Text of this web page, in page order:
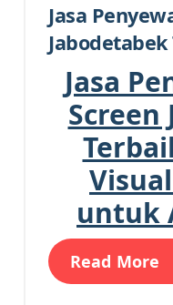
Jasa
Jasa
Screen
untuk
Read More